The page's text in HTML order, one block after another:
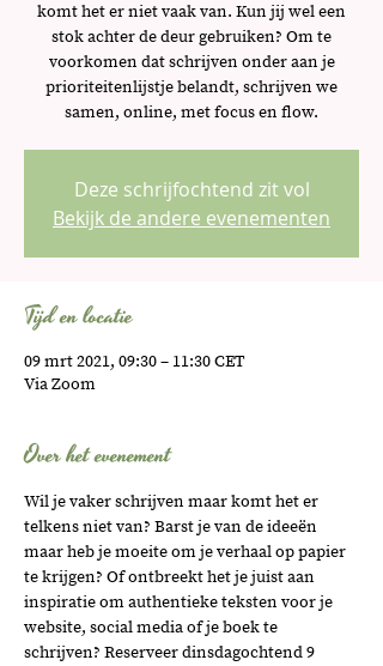
komt het er niet vaak van. Kun jij wel een
stok achter de deur gebruiken? Om te
voorkomen dat schrijven onder aan je
prioriteitenlijstje belandt, schrijven we
samen, online, met focus en flow.
Deze schrijfochtend zit vol
Bekijk de andere evenementen
Tijd en locatie
09 mrt 2021, 09:30 – 11:30 CET
Via Zoom
Over het evenement
Wil je vaker schrijven maar komt het er
telkens niet van? Barst je van de ideeën
maar heb je moeite om je verhaal op papier
te krijgen? Of ontbreekt het je juist aan
inspiratie om authentieke teksten voor je
website, social media of je boek te
schrijven? Reserveer dinsdagochtend 9